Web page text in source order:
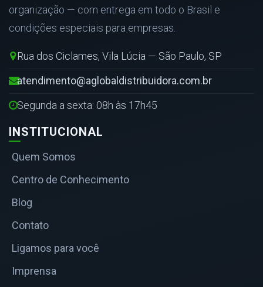
organização — com entrega em todo o Brasil e
condições especiais para empresas.
Rua dos Ciclames, Vila Lúcia — São Paulo, SP
atendimento@aglobaldistribuidora.com.br
Segunda a sexta: 08h às 17h45
INSTITUCIONAL
Quem Somos
Centro de Conhecimento
Blog
Contato
Ligamos para você
Imprensa